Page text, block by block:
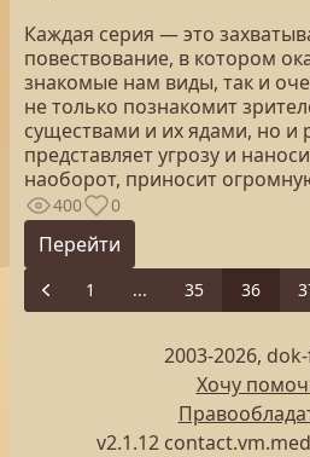
Каждая серия — это
повествование, в котором
знакомые нам виды, так и
не только познакомит
существами и их ядами, но и
представляет угрозу и
наоборот, приносит
400 0
Перейти
Previous
1 ... 35 36
2003-2026,
Хочу
v2.1.12